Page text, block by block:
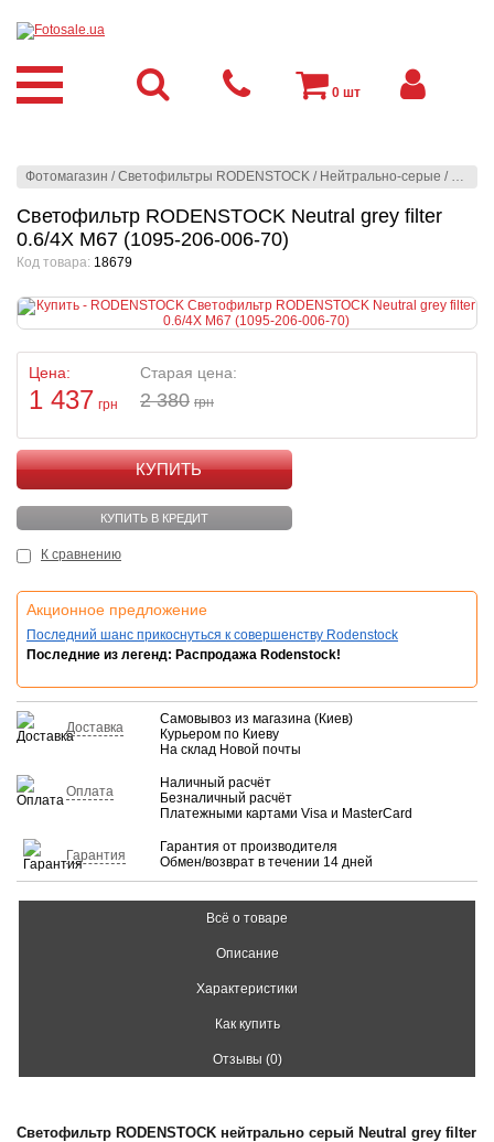
Фотомагазин /Светофильтры RODENSTOCK / Нейтрально-серые /
Светофильтр RODENSTOCK Neutral grey filter
0.6/4X M67 (1095-206-006-70)
Код товара: 18679
Цена:
1 437 грн
Старая цена:
2 380 грн
КУПИТЬ
КУПИТЬ В КРЕДИТ
К сравнению
Акционное предложение
Последний шанс прикоснуться к совершенству Rodenstock
Последние из легенд: Распродажа Rodenstock!
Доставка
Самовывоз из магазина (Киев)
Курьером по Киеву
На склад Новой почты
Оплата
Наличный расчёт
Безналичный расчёт
Платежными картами Visa и MasterCard
Гарантия
Гарантия от производителя
Обмен/возврат в течении 14 дней
Всё о товаре
Описание
Характеристики
Как купить
Отзывы (0)
Светофильтр RODENSTOCK нейтрально серый Neutral grey filter
0 шт